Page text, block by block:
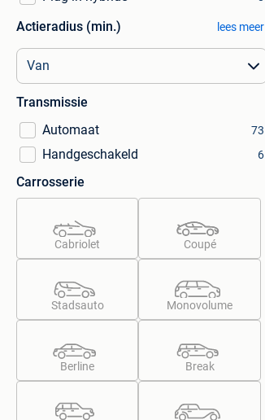
Actieradius (min.) lees meer
Transmissie
Automaat
73
Handgeschakeld 6
Carrosserie
Cabriolet Coupé
Stadsauto Monovolume
Berline Break